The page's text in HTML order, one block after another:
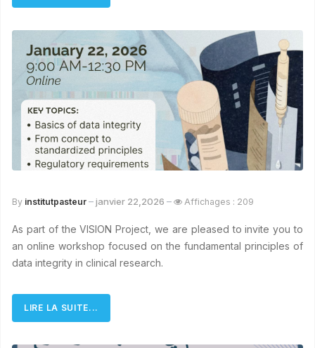
By institutpasteur janvier 22,2026 Affichages : 209
As part of the VISION Project, we are pleased to invite you to
an online workshop focused on the fundamental principles of
data integrity in clinical research.
LIRE LA SUITE...